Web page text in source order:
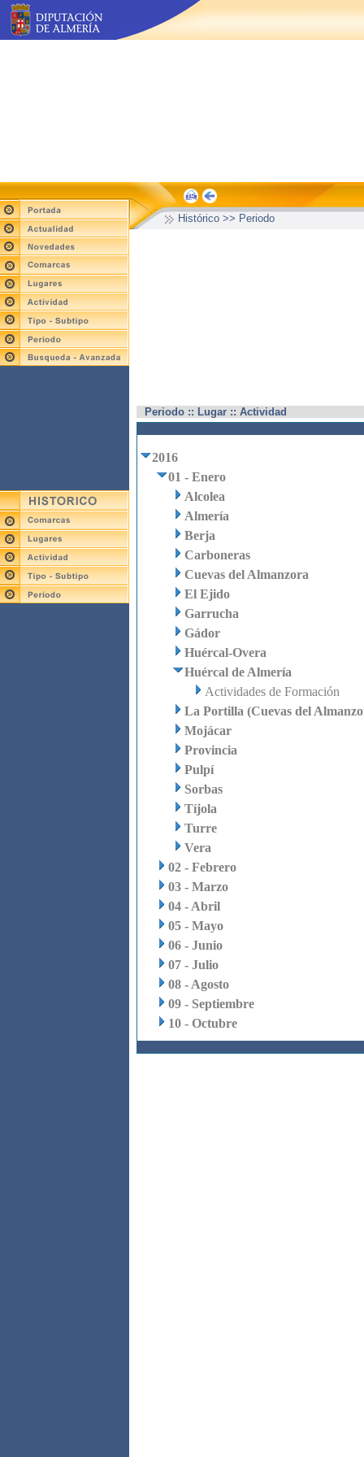
Histórico >> Periodo
Periodo :: Lugar :: Actividad
2016
01 - Enero
Alcolea
Almería
Berja
Carboneras
Cuevas del Almanzora
El Ejido
Garrucha
Gádor
Huércal-Overa
Huércal de Almería
Actividades de Formación
La Portilla (Cuevas del
Mojácar
Provincia
Pulpí
Sorbas
Tíjola
Turre
Vera
02 - Febrero
03 - Marzo
04 - Abril
05 - Mayo
06 - Junio
07 - Julio
08 - Agosto
09 - Septiembre
10 - Octubre